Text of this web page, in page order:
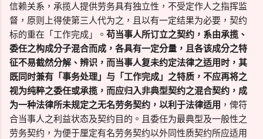
信赖关系，承揽人提供劳务具有独立性，不受定作人之指挥监
督，原则上得使第三人代为之，且以有一定结果为必要，契约
标的重在「工作完成」。 苟当事人所订立之契约，系由承揽、
委任之构成分子混合而成，各具有一定分量，且各该成分之特
征不易截然分解、辨识，而当事人复未约定法律之适用时，其
既同时兼有「事务处理」与「工作完成」之特质，不应再将之
视为纯粹之委任或承揽，而应归入非典型契约之混合契约，成
为一种法律所未规定之无名劳务契约，以利于法律适用 ，俾符
合当事人之利益状态及契约目的。且委任为最典型及一般性之
劳务契约，为便于厘定有名劳务契约以外同性质契约所应适用